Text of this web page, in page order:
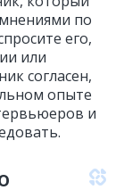
по
его,
или
согласен,
опыте
и